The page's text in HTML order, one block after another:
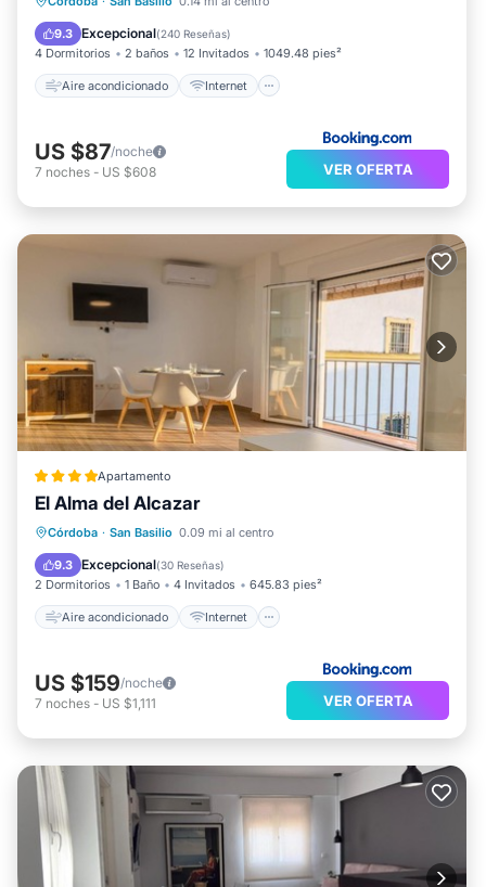
9.3 Excepcional(240 Reseñas)
4 Dormitorios 2 baños 12 Invitados 1049.48 pies²
Aire acondicionado Internet
Apto para niños
US $87/noche
7 noches - US $608 VER OFERTA
Apartamento
El Alma del Alcazar
Córdoba · San Basilio 0.09 mi al centro
9.3 Excepcional(30 Reseñas)
2 Dormitorios 1 Baño 4 Invitados 645.83 pies²
Aire acondicionado Internet
Aire acondicionado
Internet
Apto para niños
US $159/noche
7 noches - US $1,111 VER OFERTA